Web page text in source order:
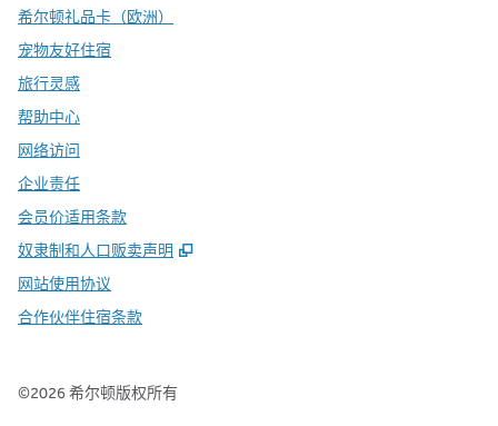
希尔顿礼品卡（欧洲）
宠物友好住宿
旅行灵感
帮助中心
网络访问
企业责任
会员价适用条款
奴隶制和人口贩卖声明
,
网站使用协议
合作伙伴住宿条款
©2026希尔顿版权所有